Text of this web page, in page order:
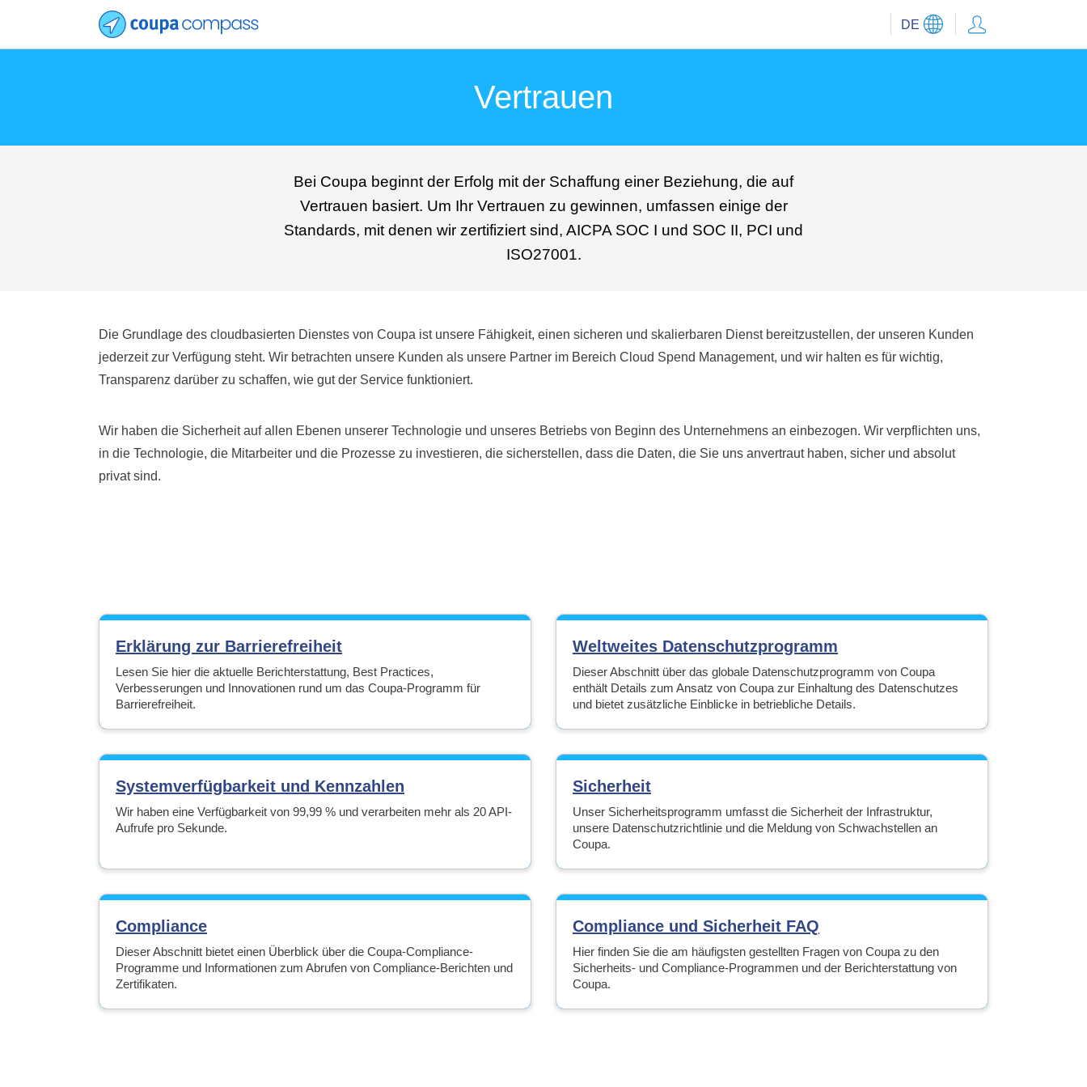
DE
Vertrauen
Bei Coupa beginnt der Erfolg mit der Schaffung einer Beziehung, die auf
Vertrauen basiert. Um Ihr Vertrauen zu gewinnen, umfassen einige der
Standards, mit denen wir zertifiziert sind, AICPA SOC I und SOC II, PCI und
ISO27001.
Die Grundlage des cloudbasierten Dienstes von Coupa ist unsere Fähigkeit, einen sicheren und skalierbaren Dienst bereitzustellen, der unseren Kunden
jederzeit zur Verfügung steht. Wir betrachten unsere Kunden als unsere Partner im Bereich Cloud Spend Management, und wir halten es für wichtig,
Transparenz darüber zu schaffen, wie gut der Service funktioniert.
Wir haben die Sicherheit auf allen Ebenen unserer Technologie und unseres Betriebs von Beginn des Unternehmens an einbezogen. Wir verpflichten uns,
in die Technologie, die Mitarbeiter und die Prozesse zu investieren, die sicherstellen, dass die Daten, die Sie uns anvertraut haben, sicher und absolut
privat sind.
Erklärung zur Barrierefreiheit
Lesen Sie hier die aktuelle Berichterstattung, Best Practices,
Verbesserungen und Innovationen rund um das Coupa-Programm für
Barrierefreiheit.
Weltweites Datenschutzprogramm
Dieser Abschnitt über das globale Datenschutzprogramm von Coupa
enthält Details zum Ansatz von Coupa zur Einhaltung des Datenschutzes
und bietet zusätzliche Einblicke in betriebliche Details.
Systemverfügbarkeit und Kennzahlen
Wir haben eine Verfügbarkeit von 99,99 % und verarbeiten mehr als 20 API-
Aufrufe pro Sekunde.
Sicherheit
Unser Sicherheitsprogramm umfasst die Sicherheit der Infrastruktur,
unsere Datenschutzrichtlinie und die Meldung von Schwachstellen an
Coupa.
Compliance
Dieser Abschnitt bietet einen Überblick über die Coupa-Compliance-
Programme und Informationen zum Abrufen von Compliance-Berichten und
Zertifikaten.
Compliance und Sicherheit FAQ
Hier finden Sie die am häufigsten gestellten Fragen von Coupa zu den
Sicherheits- und Compliance-Programmen und der Berichterstattung von
Coupa.